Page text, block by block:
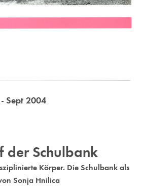
Sept 2004
der Schulbank
Körper. Die Schulbank als
Sonja Hnilica